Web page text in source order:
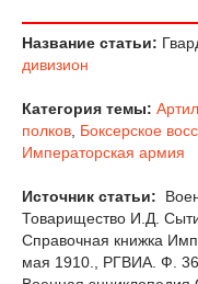
Название статьи:
дивизион
Категория темы:
полков Боксерское
Императорская армия
Источник статьи:
Товарищество И.Д.
Справочная книжка
мая 1910., РГВИА. Ф.